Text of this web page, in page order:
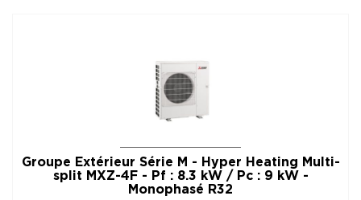
Groupe Extérieur Série M - Hyper Heating Multi-
split MXZ-4F - Pf : 8.3 kW / Pc : 9 kW -
Monophasé R32